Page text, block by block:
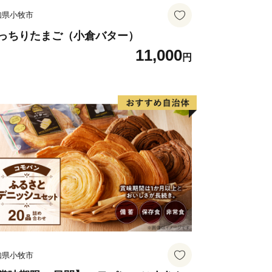
小牧市
ちりたまご（小倉バター）
11,000円
小牧市